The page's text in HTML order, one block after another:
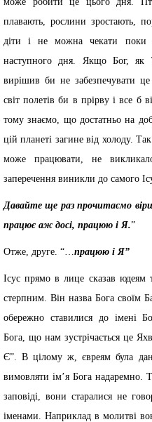
плавають, рослини зростають,
діти і не можна чекати поки
наступного дня. Якщо Бог, як
вирішив би не забезпечувати
світ полетів би в прірву і все б
тому знаємо, що достатньо на
цій планеті загине від холоду.
може працювати, не
заперечення виникли до самого
Давайте ще раз прочитаємо
працює аж досі, працюю і Я.”
Отже, друге. “… працюю і Я”
Ісус прямо в лице сказав
стерпним. Він назва Бога своїм
обережно ставилися до імені
Бога, що нам зустрічається це
Є”. В цілому ж, євреям була
вимовляти ім’я Бога надаремно.
заповіді, вони старалися не
іменами. Наприклад в молитві